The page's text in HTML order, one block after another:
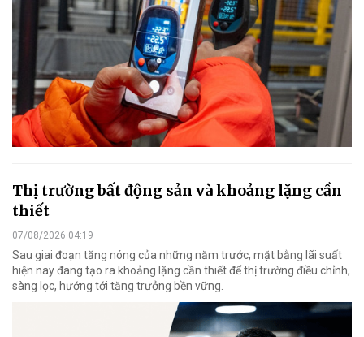
Thị trường bất động sản và khoảng lặng cần
thiết
07/08/2026 04:19
Sau giai đoạn tăng nóng của những năm trước, mặt bằng lãi suất
hiện nay đang tạo ra khoảng lặng cần thiết để thị trường điều chỉnh,
sàng lọc, hướng tới tăng trưởng bền vững.